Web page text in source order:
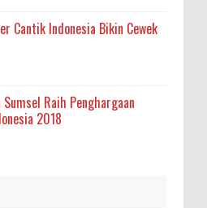
Cantik Indonesia Bikin Cewek
Raih Penghargaan
2018